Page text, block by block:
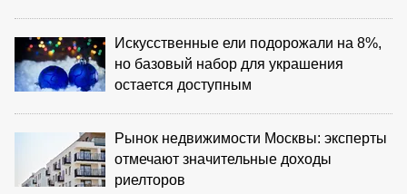
Искусственные ели подорожали на 8%,
но базовый набор для украшения
остается доступным
Рынок недвижимости Москвы: эксперты
отмечают значительные доходы
риелторов